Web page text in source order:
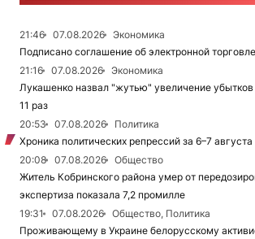
21:46 07.08.2026
Экономика
Подписано соглашение об электронной
21:16
07.08.2026
Экономика
Лукашенко назвал "жутью" увеличение
11 раз
20:53
07.08.2026
Политика
Хроника политических репрессий за 6–7
20:08
07.08.2026
Общество
Житель Кобринского района умер от
экспертиза показала 7,2 промилле
19:31
07.08.2026
Общество, Политика
Проживающему в Украине белорусскому